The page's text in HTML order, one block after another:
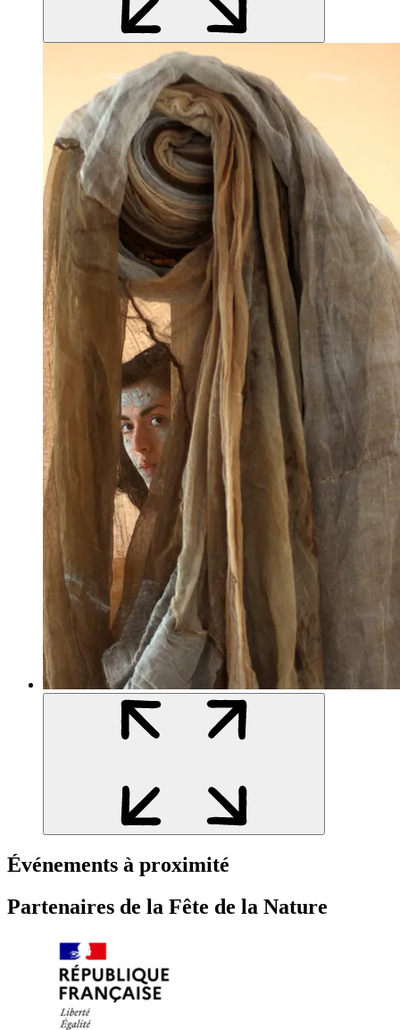
Événements à proximité
Partenaires de la Fête de la Nature